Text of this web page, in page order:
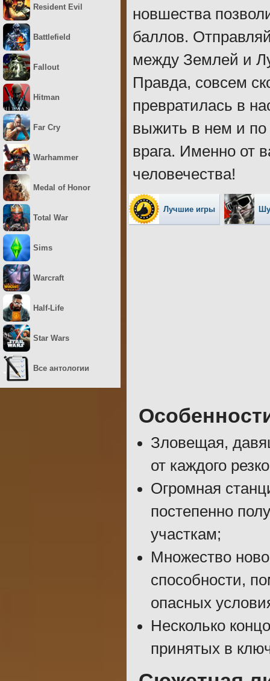
новшества
баллов.
между Землей и
Правда, совсем
превратилась в
выжить в нем и по
врага. Именно от
человечества!
Лучшие игры
Зловещая,
от каждого
Огромная
постепенно
участкам;
Множество
способности,
опасных
Несколько
принятых в
Resident Evil
Battlefield
Fallout
Hitman
Far Cry
Warhammer
Medal of Honor
Total War
Sims
Warcraft
Half-Life
Star Wars
Все антологии